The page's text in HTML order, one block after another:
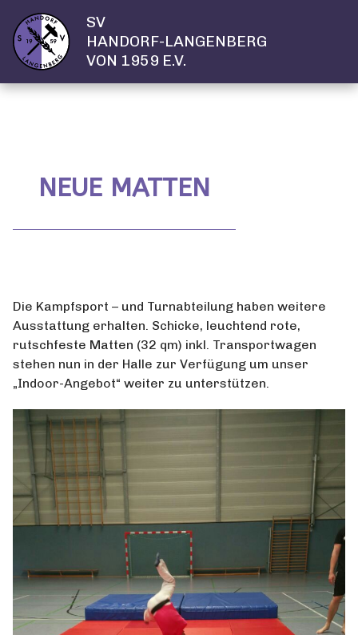
SV
HANDORF-LANGENBERG
VON 1959 E.V.
NEUE MATTEN
Die Kampfsport – und Turnabteilung haben weitere
Ausstattung erhalten. Schicke, leuchtend rote,
rutschfeste Matten (32 qm) inkl. Transportwagen
stehen nun in der Halle zur Verfügung um unser
„Indoor-Angebot“ weiter zu unterstützen.